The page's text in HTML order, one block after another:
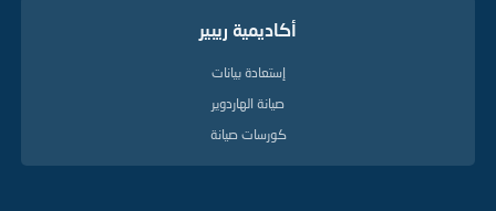
أكاديمية ريبير
إستعادة بيانات
صيانة الهاردوير
كورسات صيانة